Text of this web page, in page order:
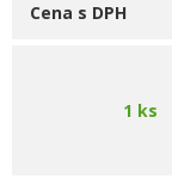
Cena s DPH
1 ks